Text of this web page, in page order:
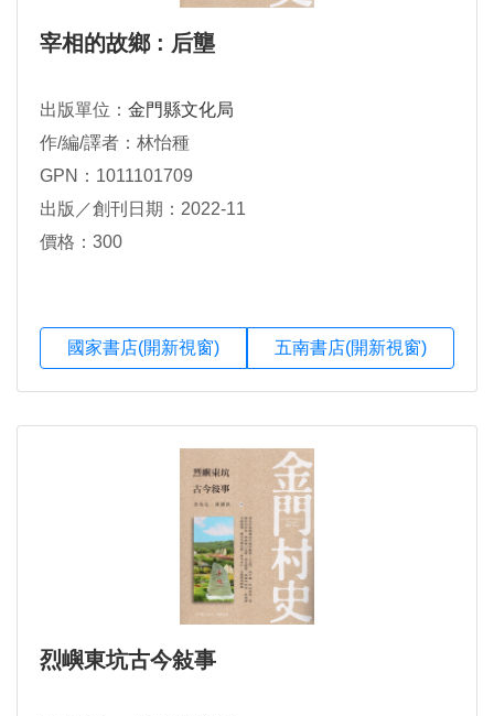
宰相的故鄉 : 后壟
出版單位： 金門縣文化局
作/編/譯者：林怡種
GPN：1011101709
出版／創刊日期：2022-11
價格：300
國家書店(開新視窗) 五南書店(開新視窗)
烈嶼東坑古今敍事